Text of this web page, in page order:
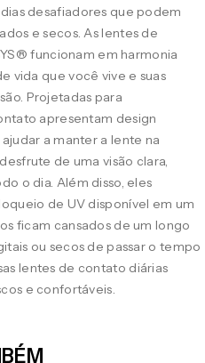
desafiadores que podem
e secos. As lentes de
funcionam em harmonia
vida que você vive e suas
Projetadas para
apresentam design
a manter a lente na
de uma visão clara,
o dia. Além disso, eles
de UV disponível em um
ficam cansados de um longo
ou secos de passar o tempo
lentes de contato diárias
e confortáveis.